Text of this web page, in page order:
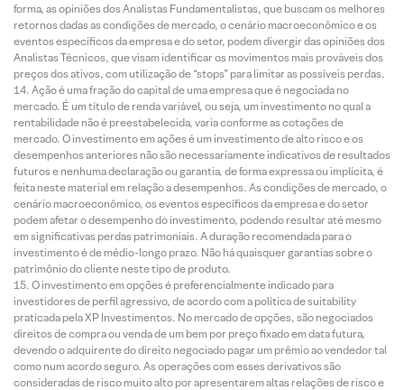
forma, as opiniões dos Analistas Fundamentalistas, que buscam os melhores
retornos dadas as condições de mercado, o cenário macroeconômico e os
eventos específicos da empresa e do setor, podem divergir das opiniões dos
Analistas Técnicos, que visam identificar os movimentos mais prováveis dos
preços dos ativos, com utilização de “stops” para limitar as possíveis perdas.
Ação é uma fração do capital de uma empresa que é negociada no
mercado. É um título de renda variável, ou seja, um investimento no qual a
rentabilidade não é preestabelecida, varia conforme as cotações de
mercado. O investimento em ações é um investimento de alto risco e os
desempenhos anteriores não são necessariamente indicativos de resultados
futuros e nenhuma declaração ou garantia, de forma expressa ou implícita, é
feita neste material em relação a desempenhos. As condições de mercado, o
cenário macroeconômico, os eventos específicos da empresa e do setor
podem afetar o desempenho do investimento, podendo resultar até mesmo
em significativas perdas patrimoniais. A duração recomendada para o
investimento é de médio-longo prazo. Não há quaisquer garantias sobre o
patrimônio do cliente neste tipo de produto.
O investimento em opções é preferencialmente indicado para
investidores de perfil agressivo, de acordo com a política de suitability
praticada pela XP Investimentos. No mercado de opções, são negociados
direitos de compra ou venda de um bem por preço fixado em data futura,
devendo o adquirente do direito negociado pagar um prêmio ao vendedor tal
como num acordo seguro. As operações com esses derivativos são
consideradas de risco muito alto por apresentarem altas relações de risco e